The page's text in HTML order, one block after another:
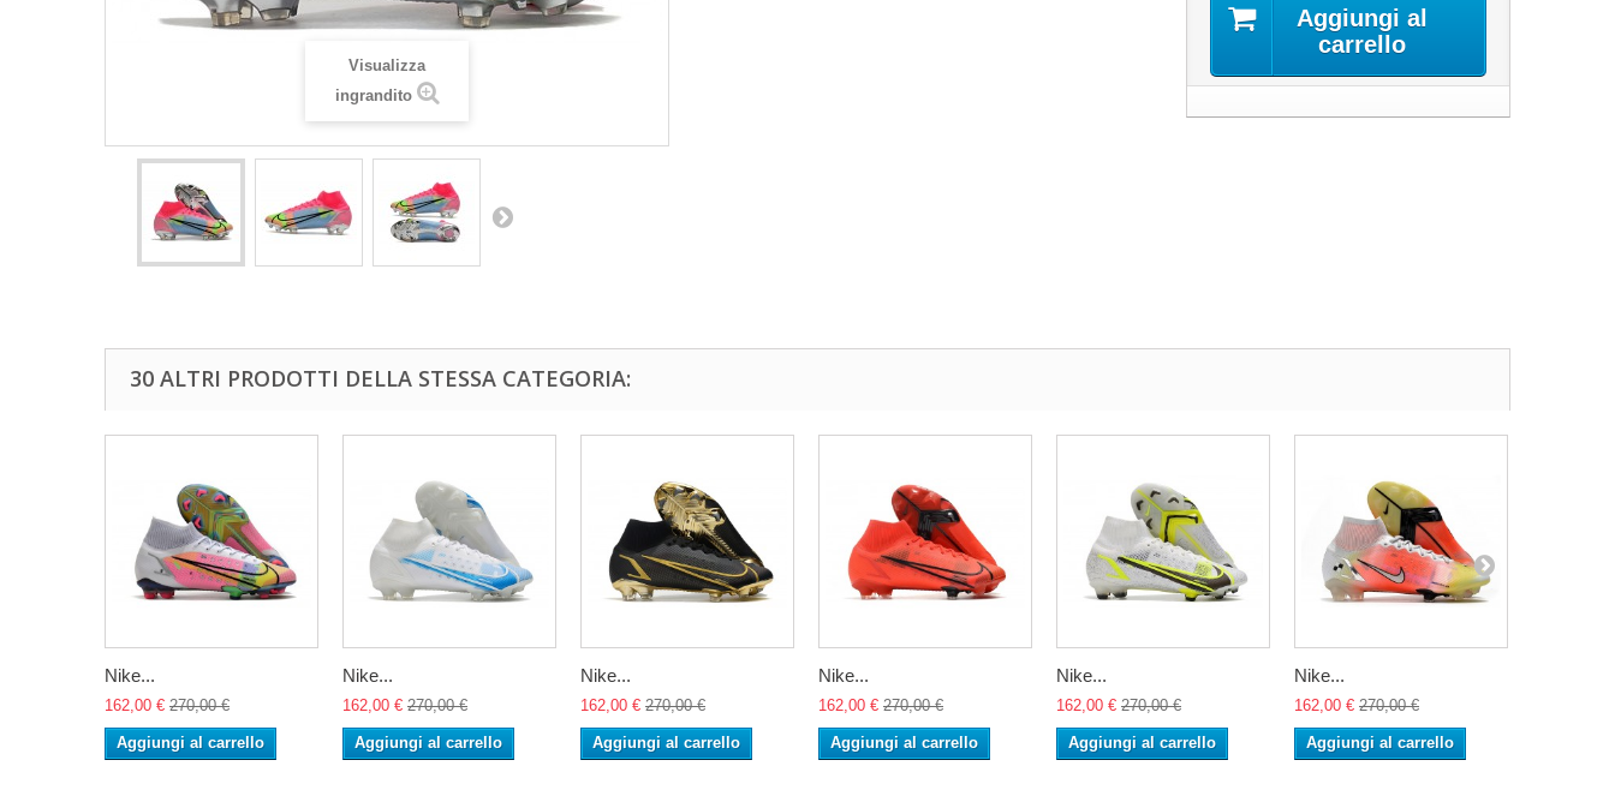
Visualizza
ingrandito
Aggiungi al
carrello
30 ALTRI PRODOTTI DELLA STESSA CATEGORIA:
Nike...
162,00 € 270,00 €
Aggiungi al carrello
Nike...
162,00 € 270,00 €
Aggiungi al carrello
Nike...
162,00 € 270,00 €
Aggiungi al carrello
Nike...
162,00 € 270,00 €
Aggiungi al carrello
Nike...
162,00 € 270,00 €
Aggiungi al carrello
Nike...
162,00 € 270,00 €
Aggiungi al carrello